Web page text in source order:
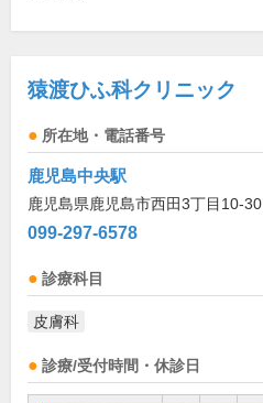
猿渡ひふ科クリニック
所在地・電話番号
鹿児島中央駅
鹿児島県鹿児島市西田3丁目10-30
099-297-6578
診療科目
皮膚科
診療/受付時間・休診日